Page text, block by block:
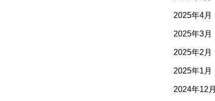
2025年4月
2025年3月
2025年2月
2025年1月
2024年12月